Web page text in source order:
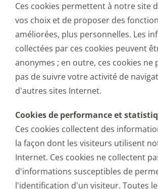
Ces cookies permettent à notre site
vos choix et de proposer des
améliorées, plus personnelles. Les
collectées par ces cookies peuvent
anonymes ; en outre, ces cookies
pas de suivre votre activité de
d'autres sites Internet.
Cookies de performance et
Ces cookies collectent des
la façon dont les visiteurs utilisent
Internet. Ces cookies ne collectent
d'informations susceptibles de
l'identification d'un visiteur. Toutes